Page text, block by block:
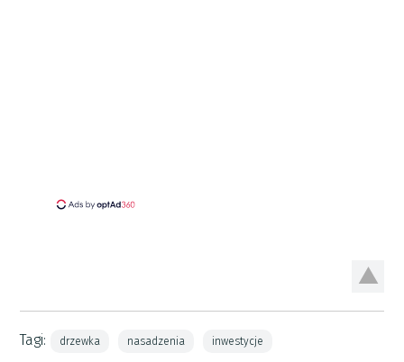
Tagi: drzewka nasadzenia inwestycje